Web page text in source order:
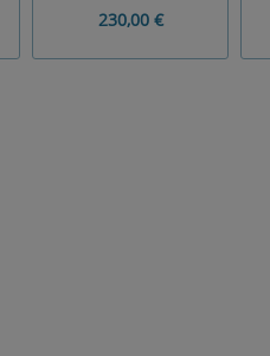
230,00 €